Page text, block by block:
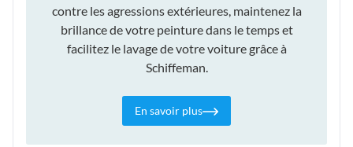
contre les agressions extérieures, maintenez la
brillance de votre peinture dans le temps et
facilitez le lavage de votre voiture grâce à
Schiffeman.
En savoir plus